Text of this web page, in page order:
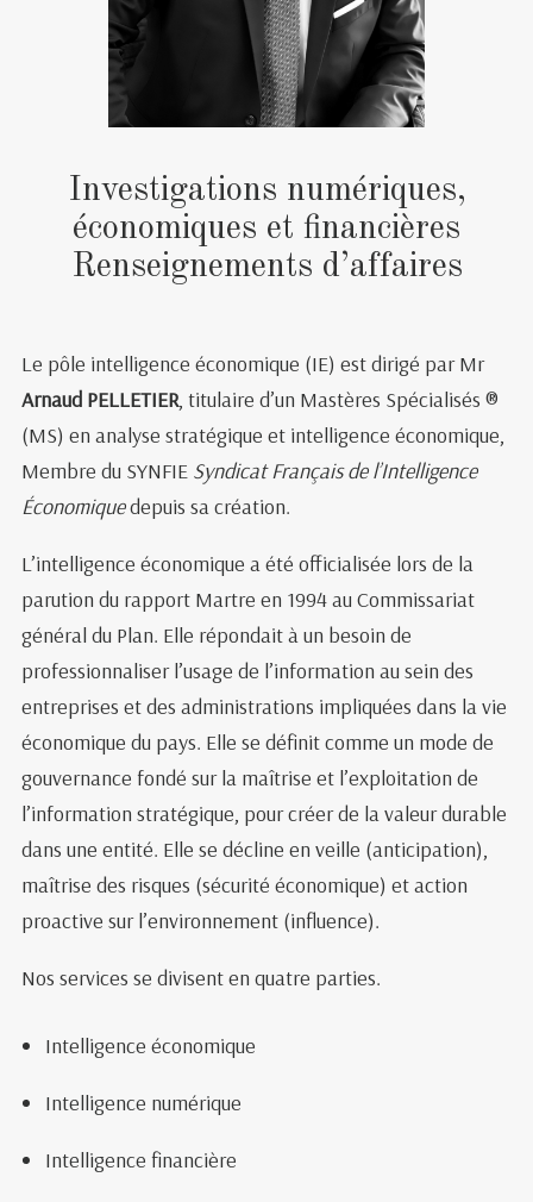
Investigations numériques,
économiques et financières
Renseignements d’affaires
Le pôle intelligence économique (IE) est dirigé par Mr
Arnaud PELLETIER, titulaire d’un Mastères Spécialisés ®
(MS) en analyse stratégique et intelligence économique,
Membre du SYNFIE Syndicat Français de l’Intelligence
Économiquedepuis sa création.
L’intelligence économique a été officialisée lors de la
parution du rapport Martre en 1994 au Commissariat
général du Plan. Elle répondait à un besoin de
professionnaliser l’usage de l’information au sein des
entreprises et des administrations impliquées dans la vie
économique du pays. Elle se définit comme un mode de
gouvernance fondé sur la maîtrise et l’exploitation de
l’information stratégique, pour créer de la valeur durable
dans une entité. Elle se décline en veille (anticipation),
maîtrise des risques (sécurité économique) et action
proactive sur l’environnement (influence).
Nos services se divisent en quatre parties.
Intelligence économique
Intelligence numérique
Intelligence financière